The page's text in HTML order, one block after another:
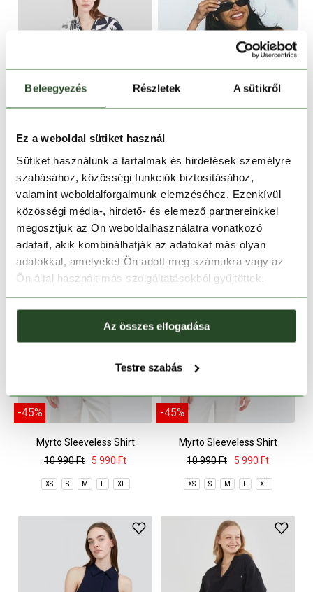
Beleegyezés Részletek A sütikről
Ez a weboldal sütiket használ
Sütiket használunk a tartalmak és hirdetések személyre
szabásához, közösségi funkciók biztosításához,
valamint weboldalforgalmunk elemzéséhez. Ezenkívül
közösségi média-, hirdető- és elemező partnereinkkel
megosztjuk az Ön weboldalhasználatra vonatkozó
adatait, akik kombinálhatják az adatokat más olyan
adatokkal, amelyeket Ön adott meg számukra vagy az
Ön által használt más szolgáltatásokból gyűjtöttek.
Az összes elfogadása
Testre szabás
-17%
XS S M
-45%
Myrto Sleeveless Shirt
10 990 Ft
5 990 Ft
XS S M L XL
-45%
Myrto Sleeveless Shirt
10 990 Ft
5 990 Ft
XS S M L XL